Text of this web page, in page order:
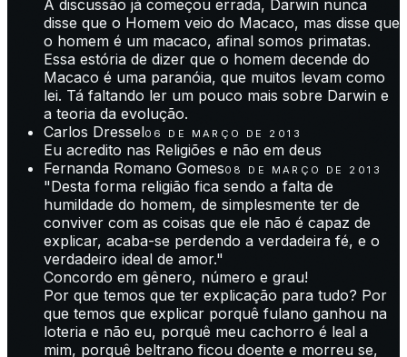
A discussão já começou errada, Darwin nunca
disse que o Homem veio do Macaco, mas disse que
o homem é um macaco, afinal somos primatas.
Essa estória de dizer que o homem decende do
Macaco é uma paranóia, que muitos levam como
lei. Tá faltando ler um pouco mais sobre Darwin e
a teoria da evolução.
Carlos Dressel06 DE MARÇO DE 2013
Eu acredito nas Religiões e não em deus
Fernanda Romano Gomes08 DE MARÇO DE 2013
"Desta forma religião fica sendo a falta de
humildade do homem, de simplesmente ter de
conviver com as coisas que ele não é capaz de
explicar, acaba-se perdendo a verdadeira fé, e o
verdadeiro ideal de amor."
Concordo em gênero, número e grau!
Por que temos que ter explicação para tudo? Por
que temos que explicar porquê fulano ganhou na
loteria e não eu, porquê meu cachorro é leal a
mim, porquê beltrano ficou doente e morreu se,